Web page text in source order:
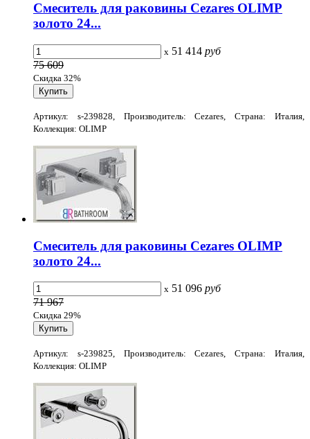
Смеситель для раковины Cezares OLIMP
золото 24...
x 51 414 руб
75 609
Скидка 32%
Артикул: s-239828, Производитель: Cezares, Страна: Италия,
Коллекция: OLIMP
Смеситель для раковины Cezares OLIMP
золото 24...
x 51 096 руб
71 967
Скидка 29%
Артикул: s-239825, Производитель: Cezares, Страна: Италия,
Коллекция: OLIMP